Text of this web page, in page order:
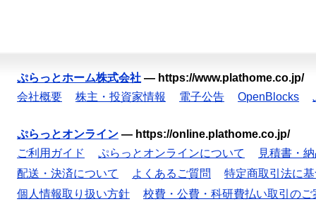
ぷらっとホーム株式会社 — https://www.plathome.co.jp/
会社概要
株主・投資家情報 電子公告 OpenBlocks
ぷらっとオンライン — https://online.plathome.co.jp/
ご利用ガイド
ぷらっとオンラインについて
見積書・
配送・決済について
よくあるご質問
特定商取引法に
個人情報取り扱い方針
校費・公費・科研費払い取引のご